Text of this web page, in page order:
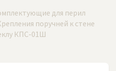
для перил
поручней к стене
КПС-01Ш